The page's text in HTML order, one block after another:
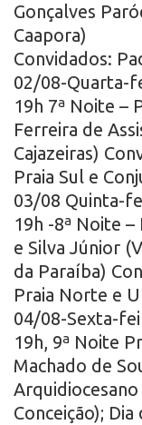
Gonçalves
Caapora)
Convidados:
02/08-Quarta-
19h 7ª Noite –
Ferreira de
Cajazeiras)
Praia Sul e
03/08 Quinta-
19h -8ª Noite –
e Silva Júnior
da Paraíba)
Praia Norte e
04/08-Sexta-
19h, 9ª Noite
Machado de
Conceição);